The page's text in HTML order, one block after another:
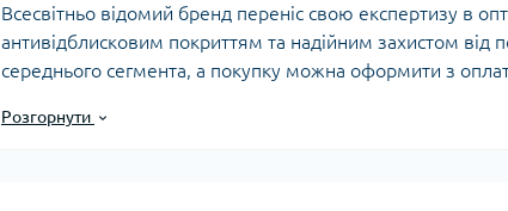
Всесвітньо відомий бренд переніс свою експертизу в
антивідблисковим покриттям та надійним захистом від
середнього сегмента, а покупку можна оформити з
гарантія.
Розгорнути